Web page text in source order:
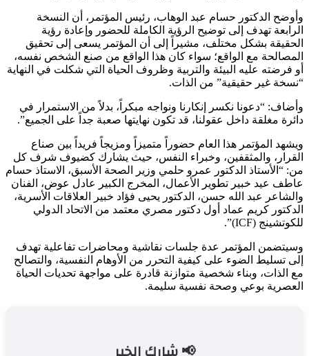
وأوضح الدكتور حسام عبد الوهاب، رئيس المؤتمر، أن النسخة
الرابعة تهدف إلى توضيح الرؤية الكاملة للحضور وإعادة رؤية
الحقيقة بشكل مختلف، مشيراً إلى أن المؤتمر يسعى إلى تحقيق
المصالحة مع الواقع؛ سواء كان هذا الواقع من صنع الشخص نفسه،
أو فرضته عليه البيئة والتربية وظروف الحياة التي شكلت في النهاية
“نسخة غير حقيقية” من الذات.
وأضاف: “دعونا نكسر إنكارنا ونواجه مبكراً، بدلاً من الاستمرار في
دائرة مغلقة داخل عقولنا، قد تكون نهايتها صعبة جداً على الجميع”.
ويشهد المؤتمر هذا العام حضوراً متميزاً ومزيجاً فريداً بين صناع
القرار، والمثقفين، وخبراء النفس، حيث يشارك كضيوف شرف كل
من: “الأستاذ الدكتور عمرو حلمي وزير الصحة الأسبق، الاستاذ حسام
عاطف عيد خبير تطوير الأعمال، المخرج الكبير عادل عوض، الفنان
والشاعر عبد الله حسن، الدكتور يحيى فؤاد خبير العلاقات الأسرية،
الدكتور كريم عماد أول دكتور مصري معتمد من الاتحاد الدولي
للكوتشينج (ICF)”.
وسيتضمن المؤتمر عدة جلسات نقاشية ومحاضرات تفاعلية تهدف
إلى تسليط الضوء على كيفية التحرر من الأوهام النفسية، والتصالح
مع الذات، وبناء شخصية متوازنة قادرة على مواجهة تحديات الحياة
العصرية بوعي وصحة نفسية سليمة.